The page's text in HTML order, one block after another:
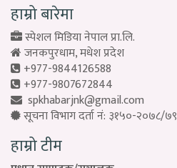
हाम्रो बारेमा
स्पेशल मिडिया नेपाल प्रा.लि.
जनकपुरधाम, मधेश प्रदेश
+977-9844126588
+977-9807672844
spkhabarjnk@gmail.com
सूचना विभाग दर्ता नं: ३१५०-२०७८/७९
हाम्रो टीम